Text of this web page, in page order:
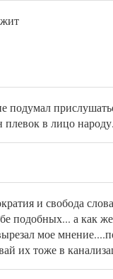
подумал
в лицо народу.
и свобода
подобных... а как же
мое
их тоже в